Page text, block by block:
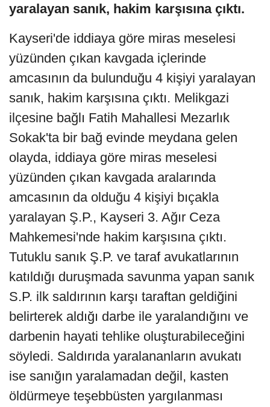
yaralayan sanık, hakim karşısına çıktı.
Kayseri'de iddiaya göre miras meselesi
yüzünden çıkan kavgada içlerinde
amcasının da bulunduğu 4 kişiyi yaralayan
sanık, hakim karşısına çıktı. Melikgazi
ilçesine bağlı Fatih Mahallesi Mezarlık
Sokak'ta bir bağ evinde meydana gelen
olayda, iddiaya göre miras meselesi
yüzünden çıkan kavgada aralarında
amcasının da olduğu 4 kişiyi bıçakla
yaralayan Ş.P., Kayseri 3. Ağır Ceza
Mahkemesi'nde hakim karşısına çıktı.
Tutuklu sanık Ş.P. ve taraf avukatlarının
katıldığı duruşmada savunma yapan sanık
S.P. ilk saldırının karşı taraftan geldiğini
belirterek aldığı darbe ile yaralandığını ve
darbenin hayati tehlike oluşturabileceğini
söyledi. Saldırıda yaralananların avukatı
ise sanığın yaralamadan değil, kasten
öldürmeye teşebbüsten yargılanması